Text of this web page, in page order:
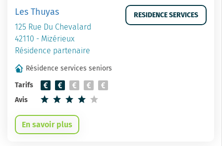
Les Thuyas
125 Rue Du Chevalard
42110 - Mizérieux
Résidence partenaire
RESIDENCE SERVICES
Résidence services seniors
Tarifs
Avis
En savoir plus